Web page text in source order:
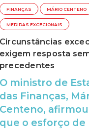
FINANÇAS MÁRIO CENTENO
MEDIDAS EXCECIONAIS
Circunstâncias
exigem resposta
precedentes
O ministro de
das Finanças,
Centeno,
que o esforço de